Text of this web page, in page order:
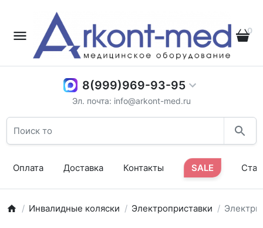
0
8(999)969-93-95
Эл. почта: info@arkont-med.ru
Оплата Доставка Контакты SALE
Инвалидные коляски Электроприставки